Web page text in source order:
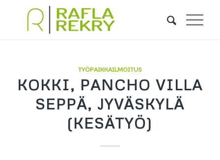
TYÖPAIKKAILMOITUS
KOKKI, PANCHO VILLA
SEPPÄ, JYVÄSKYLÄ
(KESÄTYÖ)